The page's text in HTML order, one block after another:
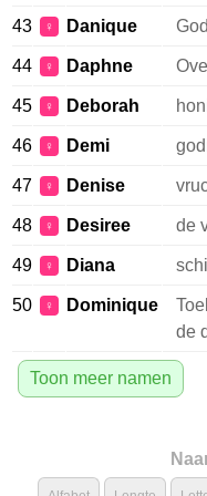
43 ♀ Danique
44 ♀ Daphne
45 ♀ Deborah
46 ♀ Demi
47 ♀ Denise
48 ♀ Desiree de
49 ♀ Diana
50 ♀ Dominique
de
Toon meer namen